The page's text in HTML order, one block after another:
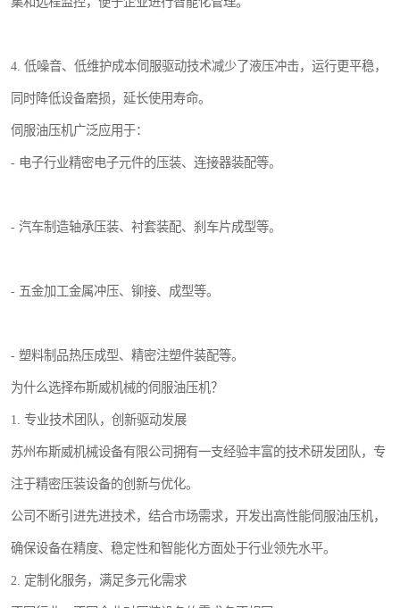
4. 低噪音、低维护成本伺服驱动技术减少了液压冲击，运行更平稳，
同时降低设备磨损，延长使用寿命。
伺服油压机广泛应用于：
- 电子行业精密电子元件的压装、连接器装配等。
- 汽车制造轴承压装、衬套装配、刹车片成型等。
- 五金加工金属冲压、铆接、成型等。
- 塑料制品热压成型、精密注塑件装配等。
为什么选择布斯威机械的伺服油压机？
1. 专业技术团队，创新驱动发展
苏州布斯威机械设备有限公司拥有一支经验丰富的技术研发团队，专
注于精密压装设备的创新与优化。
公司不断引进先进技术，结合市场需求，开发出高性能伺服油压机，
确保设备在精度、稳定性和智能化方面处于行业领先水平。
2. 定制化服务，满足多元化需求